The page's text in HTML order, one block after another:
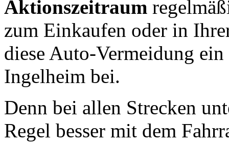
Aktionszeitraum
zum Einkaufen oder in
diese Auto-Vermeidung
Ingelheim bei.
Denn bei allen Strecken
Regel besser mit dem